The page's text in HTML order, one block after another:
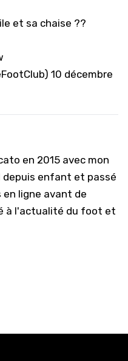
et sa chaise ??
10 décembre
en 2015 avec mon
enfant et passé
en ligne avant de
à l'actualité du foot et